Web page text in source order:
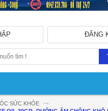
ĐĂNG
SỨC KHỎE